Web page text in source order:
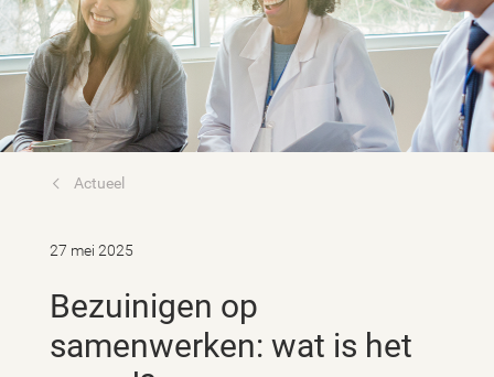
Actueel
27 mei 2025
Bezuinigen op
samenwerken: wat is het